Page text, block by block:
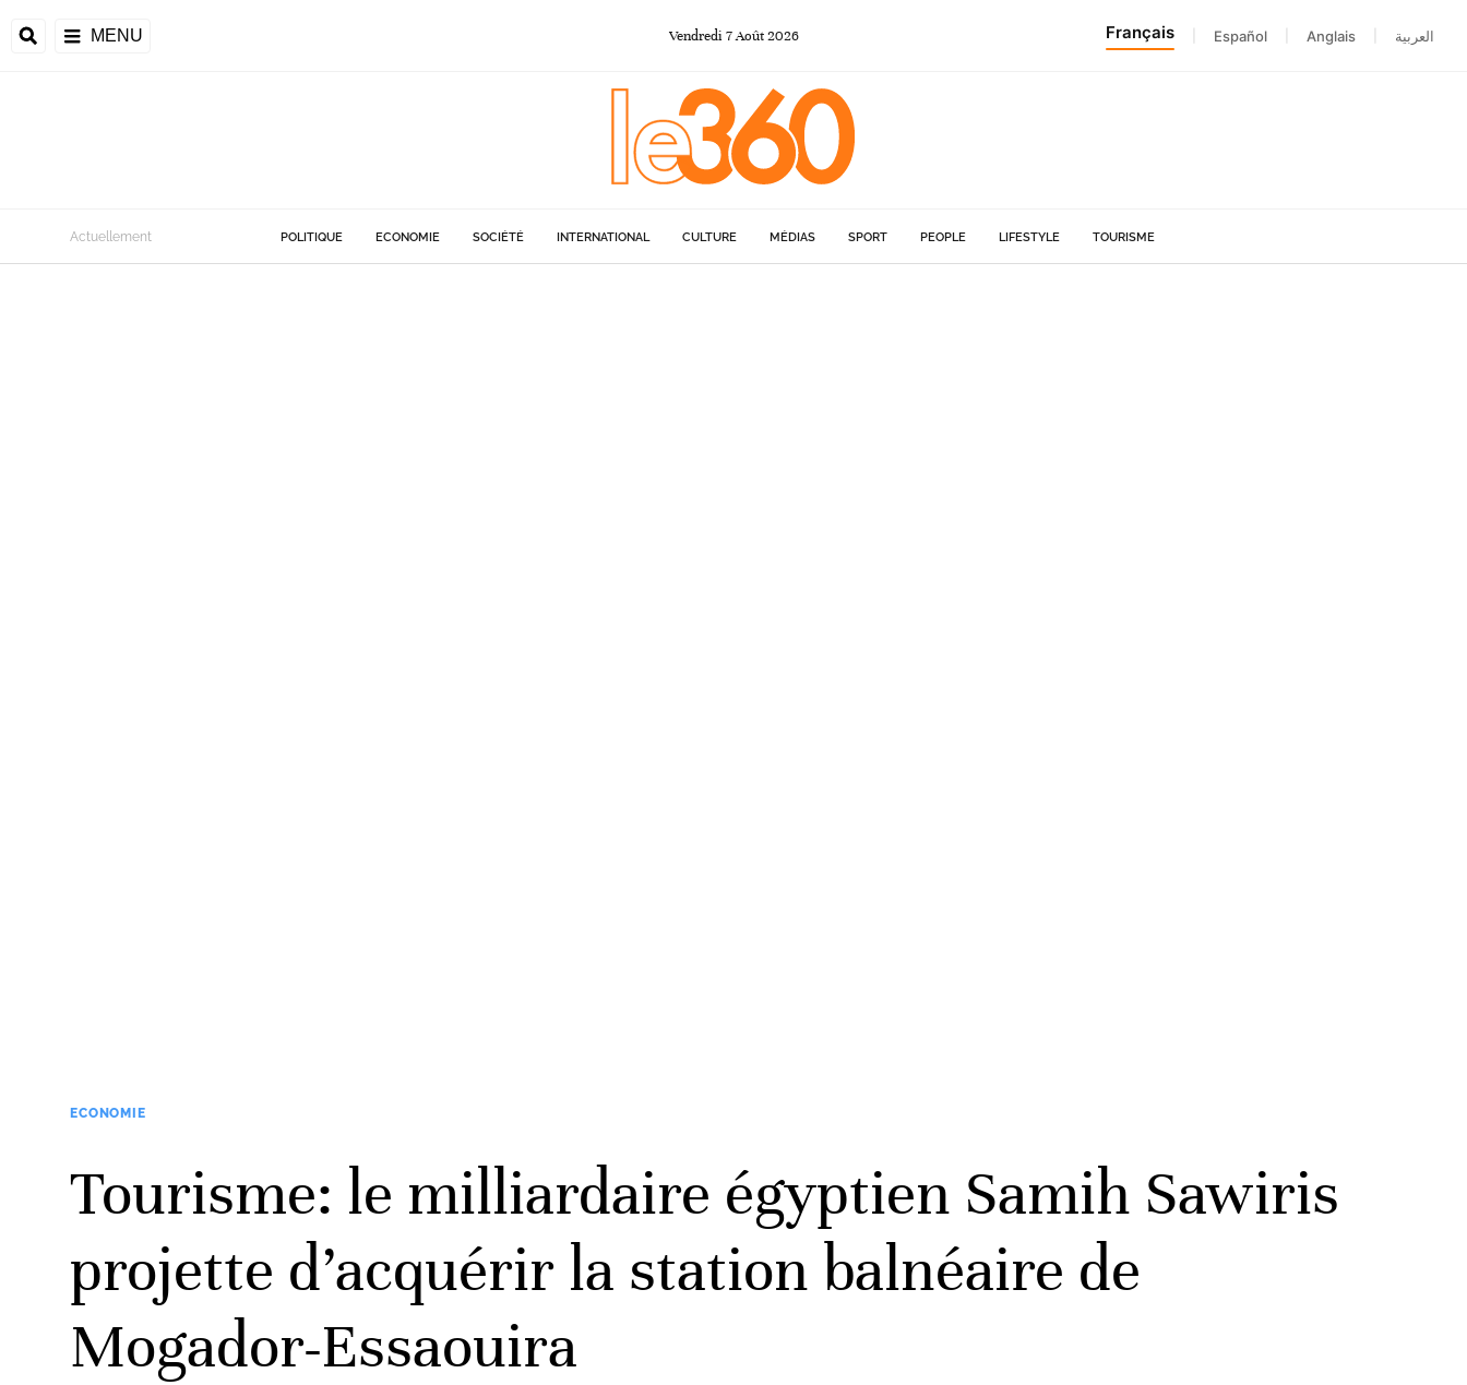
MENU Vendredi 7Août 2026 Français Español Anglais العربية
Actuellement POLITIQUE ECONOMIE SOCIÉTÉ INTERNATIONAL CULTURE MÉDIAS SPORT PEOPLE LIFESTYLE TOURISME
ECONOMIE
Tourisme: le milliardaire égyptien Samih Sawiris
projette d’acquérir la station balnéaire de
Mogador-Essaouira